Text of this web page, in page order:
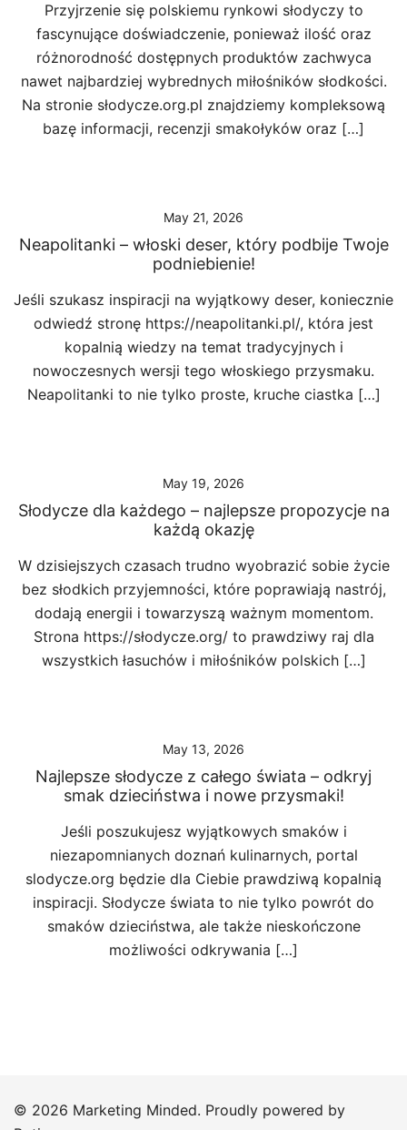
Przyjrzenie się polskiemu rynkowi słodyczy to
fascynujące doświadczenie, ponieważ ilość oraz
różnorodność dostępnych produktów zachwyca
nawet najbardziej wybrednych miłośników słodkości.
Na stronie słodycze.org.pl znajdziemy kompleksową
bazę informacji, recenzji smakołyków oraz […]
May 21, 2026
Neapolitanki – włoski deser, który podbije Twoje
podniebienie!
Jeśli szukasz inspiracji na wyjątkowy deser, koniecznie
odwiedź stronę https://neapolitanki.pl/, która jest
kopalnią wiedzy na temat tradycyjnych i
nowoczesnych wersji tego włoskiego przysmaku.
Neapolitanki to nie tylko proste, kruche ciastka […]
May 19, 2026
Słodycze dla każdego – najlepsze propozycje na
każdą okazję
W dzisiejszych czasach trudno wyobrazić sobie życie
bez słodkich przyjemności, które poprawiają nastrój,
dodają energii i towarzyszą ważnym momentom.
Strona https://słodycze.org/ to prawdziwy raj dla
wszystkich łasuchów i miłośników polskich […]
May 13, 2026
Najlepsze słodycze z całego świata – odkryj
smak dzieciństwa i nowe przysmaki!
Jeśli poszukujesz wyjątkowych smaków i
niezapomnianych doznań kulinarnych, portal
slodycze.org będzie dla Ciebie prawdziwą kopalnią
inspiracji. Słodycze świata to nie tylko powrót do
smaków dzieciństwa, ale także nieskończone
możliwości odkrywania […]
© 2026 Marketing Minded. Proudly powered by